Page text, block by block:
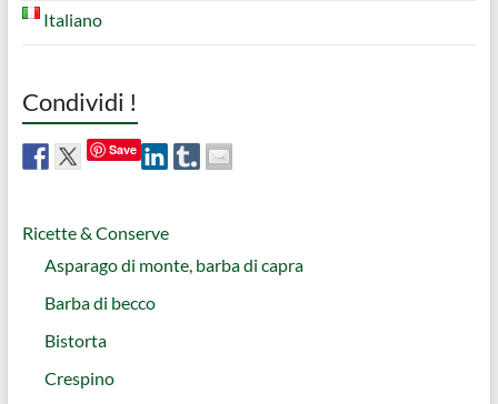
Italiano
Condividi !
Save
Ricette & Conserve
Asparago di monte, barba di capra
Barba di becco
Bistorta
Crespino